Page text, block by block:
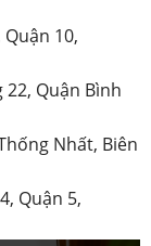
10,
Quận Bình
Nhất, Biên
Quận 5,